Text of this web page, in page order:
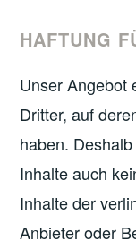
HAFTUNG
Unser Angebot
Dritter, auf
haben.
Inhalte auch
Inhalte der
Anbieter oder